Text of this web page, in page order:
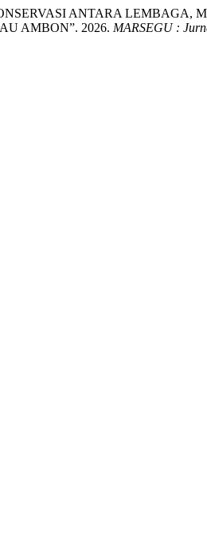
ANTARA LEMBAGA,
AMBON”. 2026. MARSEGU :